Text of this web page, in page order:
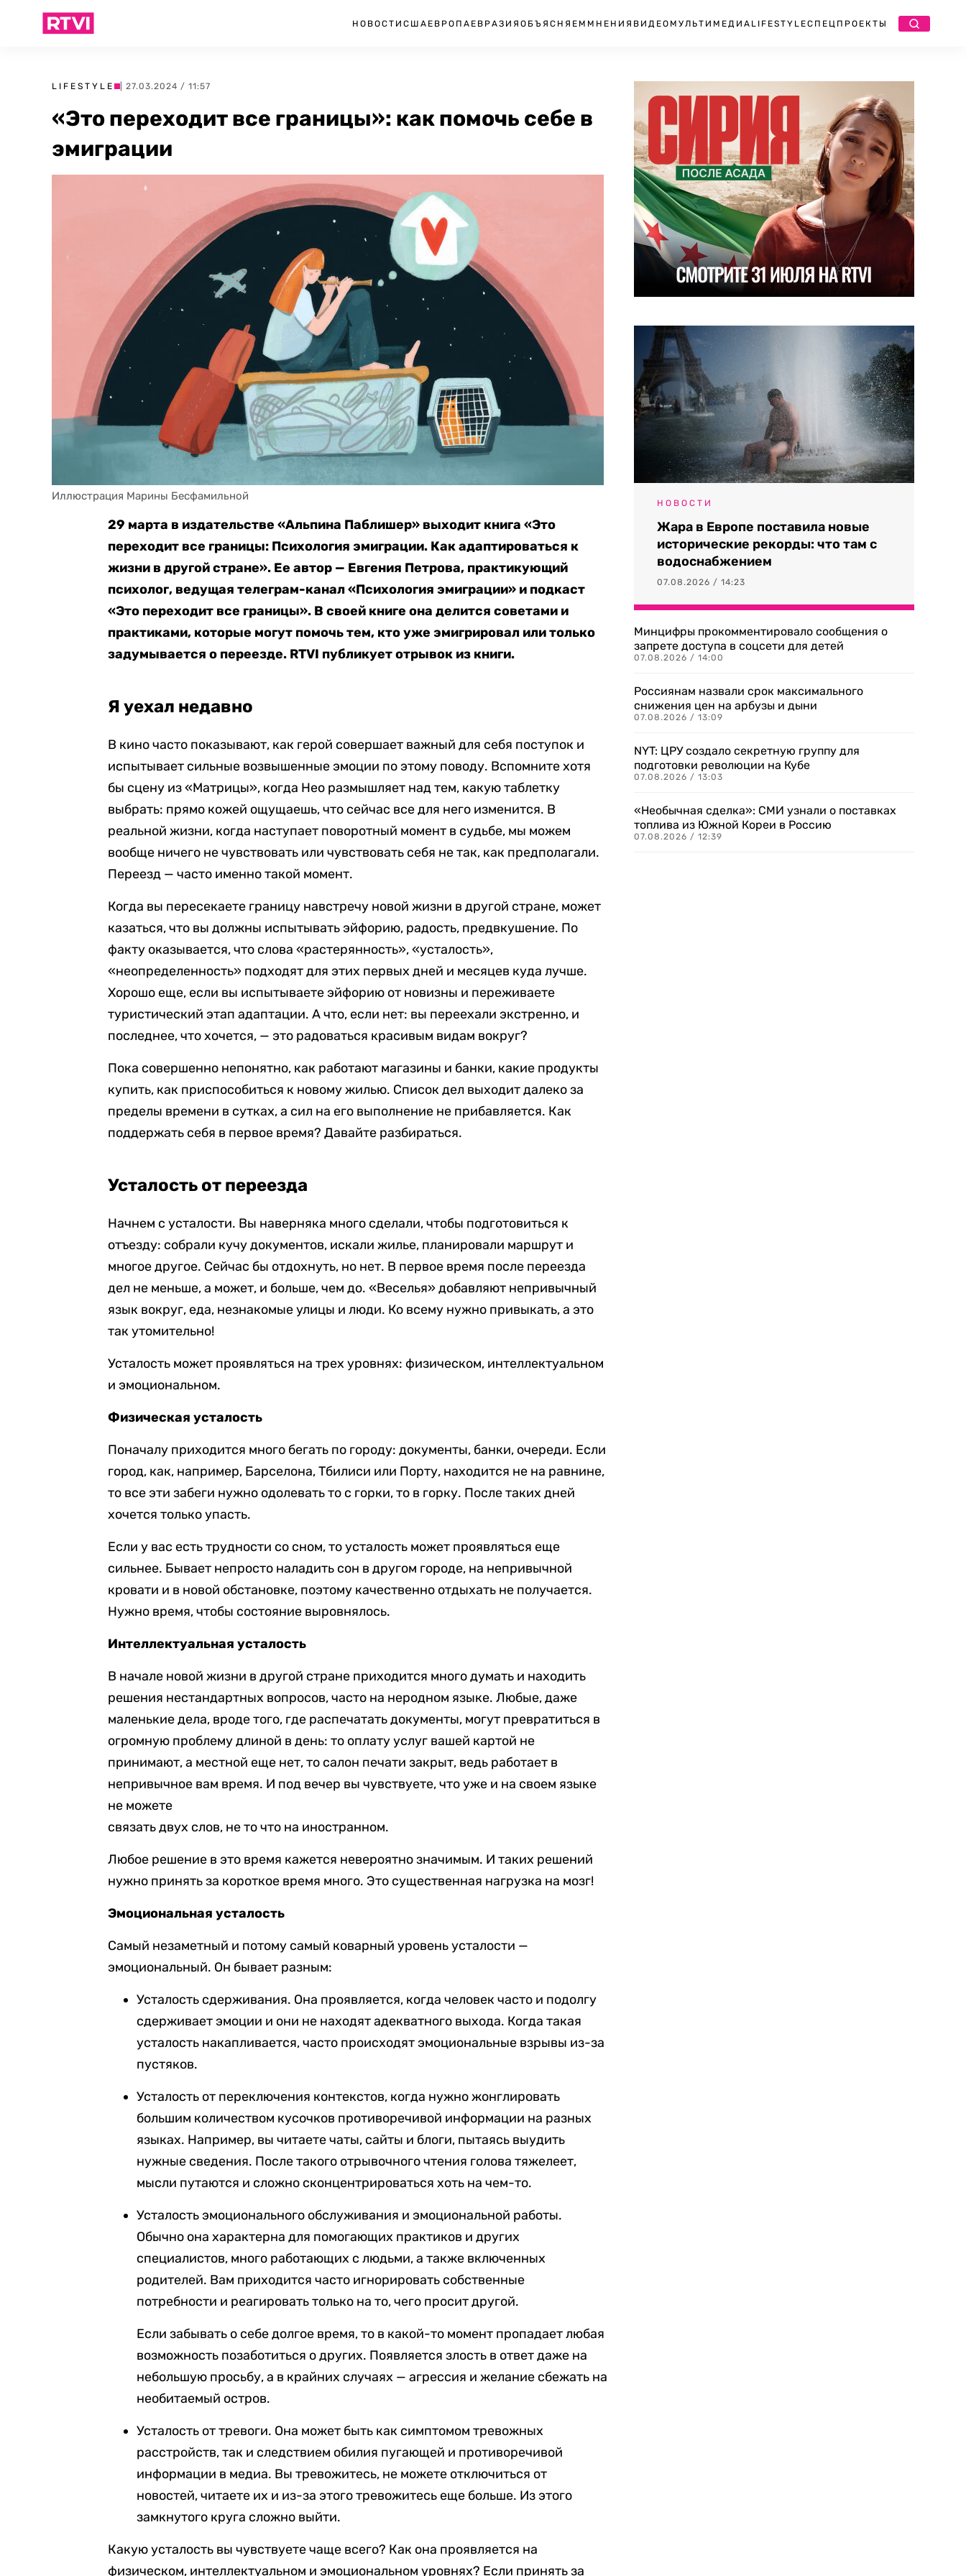
НОВОСТИ США ЕВРОПА ЕВРАЗИЯ ОБЪЯСНЯЕМ МНЕНИЯ ВИДЕО МУЛЬТИМЕДИА LIFESTYLEСПЕЦПРОЕКТЫ
LIFESTYLE | 27.03.2024 / 11:57
«Это переходит все границы»: как помочь себе в
эмиграции
Иллюстрация Марины Бесфамильной
29 марта в издательстве «Альпина Паблишер» выходит книга «Это
переходит все границы: Психология эмиграции. Как адаптироваться к
жизни в другой стране». Ее автор — Евгения Петрова, практикующий
психолог, ведущая телеграм-канал «Психология эмиграции» и подкаст
«Это переходит все границы». В своей книге она делится советами и
практиками, которые могут помочь тем, кто уже эмигрировал или только
задумывается о переезде. RTVI публикует отрывок из книги.
Я уехал недавно
В кино часто показывают, как герой совершает важный для себя поступок и
испытывает сильные возвышенные эмоции по этому поводу. Вспомните хотя
бы сцену из «Матрицы», когда Нео размышляет над тем, какую таблетку
выбрать: прямо кожей ощущаешь, что сейчас все для него изменится. В
реальной жизни, когда наступает поворотный момент в судьбе, мы можем
вообще ничего не чувствовать или чувствовать себя не так, как предполагали.
Переезд — часто именно такой момент.
Когда вы пересекаете границу навстречу новой жизни в другой стране, может
казаться, что вы должны испытывать эйфорию, радость, предвкушение. По
факту оказывается, что слова «растерянность», «усталость»,
«неопределенность» подходят для этих первых дней и месяцев куда лучше.
Хорошо еще, если вы испытываете эйфорию от новизны и переживаете
туристический этап адаптации. А что, если нет: вы переехали экстренно, и
последнее, что хочется, — это радоваться красивым видам вокруг?
Пока совершенно непонятно, как работают магазины и банки, какие продукты
купить, как приспособиться к новому жилью. Список дел выходит далеко за
пределы времени в сутках, а сил на его выполнение не прибавляется. Как
поддержать себя в первое время? Давайте разбираться.
Усталость от переезда
Начнем с усталости. Вы наверняка много сделали, чтобы подготовиться к
отъезду: собрали кучу документов, искали жилье, планировали маршрут и
многое другое. Сейчас бы отдохнуть, но нет. В первое время после переезда
дел не меньше, а может, и больше, чем до. «Веселья» добавляют непривычный
язык вокруг, еда, незнакомые улицы и люди. Ко всему нужно привыкать, а это
так утомительно!
Усталость может проявляться на трех уровнях: физическом, интеллектуальном
и эмоциональном.
Физическая усталость
Поначалу приходится много бегать по городу: документы, банки, очереди. Если
город, как, например, Барселона, Тбилиси или Порту, находится не на равнине,
то все эти забеги нужно одолевать то с горки, то в горку. После таких дней
хочется только упасть.
Если у вас есть трудности со сном, то усталость может проявляться еще
сильнее. Бывает непросто наладить сон в другом городе, на непривычной
кровати и в новой обстановке, поэтому качественно отдыхать не получается.
Нужно время, чтобы состояние выровнялось.
Интеллектуальная усталость
В начале новой жизни в другой стране приходится много думать и находить
решения нестандартных вопросов, часто на неродном языке. Любые, даже
маленькие дела, вроде того, где распечатать документы, могут превратиться в
огромную проблему длиной в день: то оплату услуг вашей картой не
принимают, а местной еще нет, то салон печати закрыт, ведь работает в
непривычное вам время. И под вечер вы чувствуете, что уже и на своем языке
не можете
связать двух слов, не то что на иностранном.
Любое решение в это время кажется невероятно значимым. И таких решений
нужно принять за короткое время много. Это существенная нагрузка на мозг!
Эмоциональная усталость
Самый незаметный и потому самый коварный уровень усталости —
эмоциональный. Он бывает разным:
Усталость сдерживания. Она проявляется, когда человек часто и подолгу
сдерживает эмоции и они не находят адекватного выхода. Когда такая
усталость накапливается, часто происходят эмоциональные взрывы из-за
пустяков.
Усталость от переключения контекстов, когда нужно жонглировать
большим количеством кусочков противоречивой информации на разных
языках. Например, вы читаете чаты, сайты и блоги, пытаясь выудить
нужные сведения. После такого отрывочного чтения голова тяжелеет,
мысли путаются и сложно сконцентрироваться хоть на чем-то.
Усталость эмоционального обслуживания и эмоциональной работы.
Обычно она характерна для помогающих практиков и других
специалистов, много работающих с людьми, а также включенных
родителей. Вам приходится часто игнорировать собственные
потребности и реагировать только на то, чего просит другой.
Если забывать о себе долгое время, то в какой-то момент пропадает любая
возможность позаботиться о других. Появляется злость в ответ даже на
небольшую просьбу, а в крайних случаях — агрессия и желание сбежать на
необитаемый остров.
Усталость от тревоги. Она может быть как симптомом тревожных
расстройств, так и следствием обилия пугающей и противоречивой
информации в медиа. Вы тревожитесь, не можете отключиться от
новостей, читаете их и из-за этого тревожитесь еще больше. Из этого
замкнутого круга сложно выйти.
Какую усталость вы чувствуете чаще всего? Как она проявляется на
физическом, интеллектуальном и эмоциональном уровнях? Если принять за
НОВОСТИ
Жара в Европе поставила новые
исторические рекорды: что там с
водоснабжением
07.08.2026 / 14:23
Минцифры прокомментировало сообщения о
запрете доступа в соцсети для детей
07.08.2026 / 14:00
Россиянам назвали срок максимального
снижения цен на арбузы и дыни
07.08.2026 / 13:09
NYT: ЦРУ создало секретную группу для
подготовки революции на Кубе
07.08.2026 / 13:03
«Необычная сделка»: СМИ узнали о поставках
топлива из Южной Кореи в Россию
07.08.2026 / 12:39